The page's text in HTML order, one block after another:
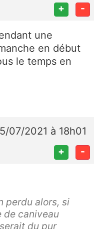
+ -
une
en début
le temps en
07/2021 à 18h01
+ -
perdu alors, si
de caniveau
du pur